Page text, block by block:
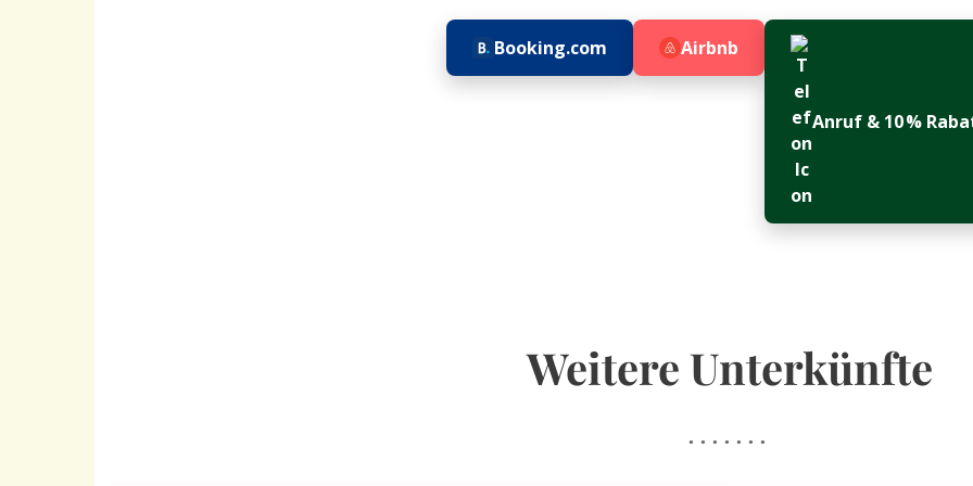
Booking.com Airbnb
Anruf & 10 %
Weitere Unterkünfte